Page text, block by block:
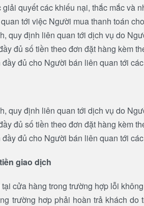
quyết các khiếu nại, thắc mắc và
tới việc Người mua thanh toán
quy định liên quan tới dịch vụ do
đủ số tiền theo đơn đặt hàng kèm
đủ cho Người bán liên quan tới
quy định liên quan tới dịch vụ do
đủ số tiền theo đơn đặt hàng kèm
đủ cho Người bán liên quan tới
giao dịch
cửa hàng trong trường hợp lỗi
trường hơp phải hoàn trả khách